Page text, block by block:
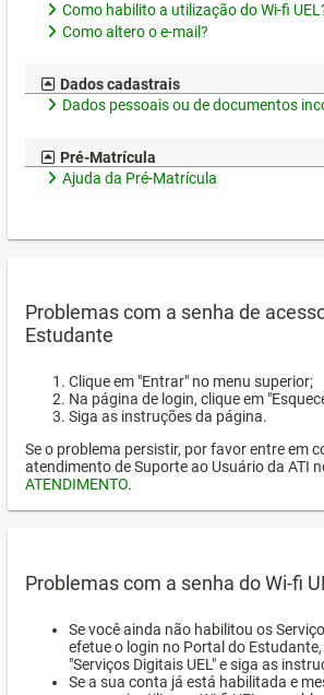
Como habilito a utilização do Wi-fi
Como altero o e-mail?
Dados cadastrais
Dados pessoais ou de documentos
Pré-Matrícula
Ajuda da Pré-Matrícula
Problemas com a senha de
Estudante
Clique em "Entrar" no menu superior;
Na página de login, clique em
Siga as instruções da página.
Se o problema persistir, por favor entre em
atendimento de Suporte ao Usuário da ATI
ATENDIMENTO.
Problemas com a senha do Wi-fi
Se você ainda não habilitou os
efetue o login no Portal do
"Serviços Digitais UEL" e siga as
Se a sua conta já está habilitada e